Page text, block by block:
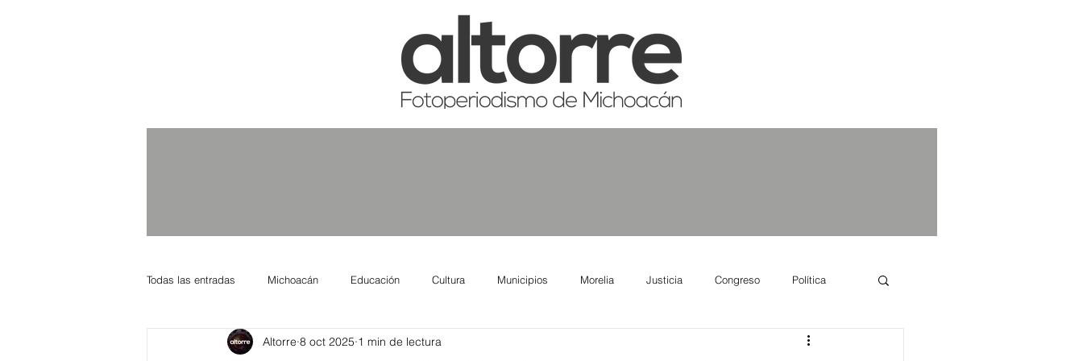
Todas las entradas Michoacán Educación Cultura Municipios Morelia Justicia Congreso Política
Nacional Internacional Columnistas Salud
Altorre 8 oct 2025 1 min de lectura